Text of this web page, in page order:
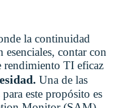
la continuidad
contar con
rendimiento TI eficaz
Una de las
este propósito es